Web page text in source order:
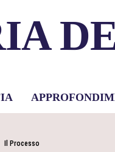
Il Processo